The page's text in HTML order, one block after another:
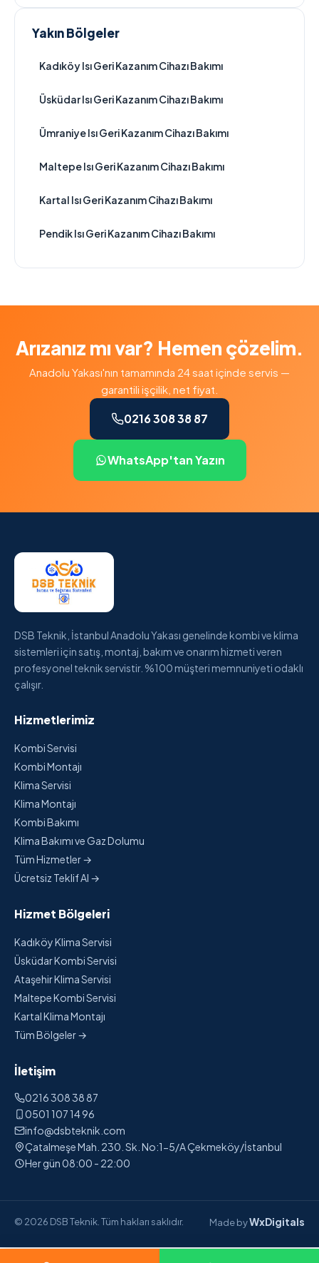
Yakın Bölgeler
Kadıköy Isı Geri Kazanım Cihazı Bakımı
Üsküdar Isı Geri Kazanım Cihazı Bakımı
Ümraniye Isı Geri Kazanım Cihazı Bakımı
Maltepe Isı Geri Kazanım Cihazı Bakımı
Kartal Isı Geri Kazanım Cihazı Bakımı
Pendik Isı Geri Kazanım Cihazı Bakımı
Arızanız mı var? Hemen çözelim.
Anadolu Yakası'nın tamamında 24 saat içinde servis —
garantili işçilik, net fiyat.
0216 308 38 87
WhatsApp'tan Yazın
DSB Teknik, İstanbul Anadolu Yakası genelinde kombi ve klima
sistemleri için satış, montaj, bakım ve onarım hizmeti veren
profesyonel teknik servistir. %100 müşteri memnuniyeti odaklı
çalışır.
Hizmetlerimiz
Kombi Servisi
Kombi Montajı
Klima Servisi
Klima Montajı
Kombi Bakımı
Klima Bakımı ve Gaz Dolumu
Tüm Hizmetler →
Ücretsiz Teklif Al →
Hizmet Bölgeleri
Kadıköy Klima Servisi
Üsküdar Kombi Servisi
Ataşehir Klima Servisi
Maltepe Kombi Servisi
Kartal Klima Montajı
Tüm Bölgeler →
İletişim
0216 308 38 87
0501 107 14 96
info@dsbteknik.com
Çatalmeşe Mah. 230. Sk. No:1-5/A Çekmeköy/İstanbul
Her gün 08:00 - 22:00
© 2026 DSB Teknik. Tüm hakları saklıdır. Made byWxDigitals